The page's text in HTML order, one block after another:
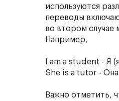
используются
переводы
во втором случае
Например,
I am a student - Я
She is a tutor - Она
Важно отметить,